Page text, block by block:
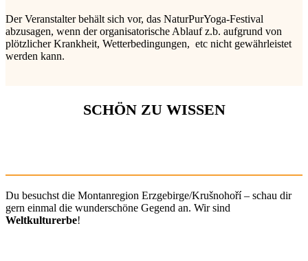
Der Veranstalter behält sich vor, das NaturPurYoga-Festival
abzusagen, wenn der organisatorische Ablauf z.b. aufgrund von
plötzlicher Krankheit, Wetterbedingungen, etc nicht gewährleistet
werden kann.
SCHÖN ZU WISSEN
Du besuchst die Montanregion Erzgebirge/Krušnohoří – schau dir
gern einmal die wunderschöne Gegend an. Wir sind
Weltkulturerbe!